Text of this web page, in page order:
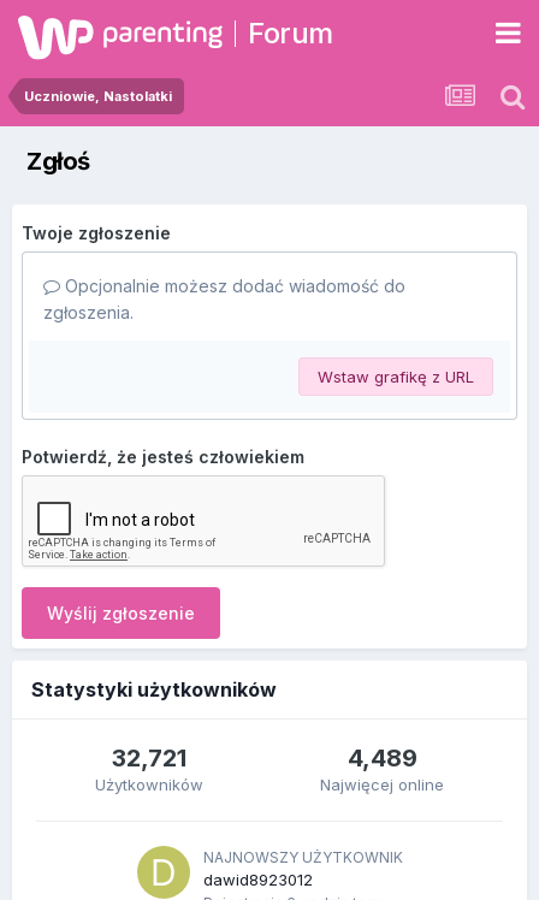
Forum
Uczniowie, Nastolatki
Zgłoś
Twoje zgłoszenie
Opcjonalnie możesz dodać wiadomość do
zgłoszenia.
Wstaw grafikę z URL
Potwierdź, że jesteś człowiekiem
Wyślij zgłoszenie
Statystyki użytkowników
32,721
Użytkowników
4,489
Najwięcej online
NAJNOWSZY UŻYTKOWNIK
dawid8923012